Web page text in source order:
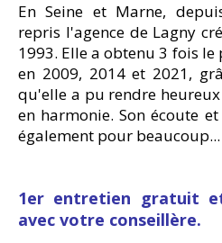
En Seine et Marne,
repris l'agence de Lagny
1993. Elle a obtenu 3 fois
en 2009, 2014 et 2021,
qu'elle a pu rendre
en harmonie. Son écoute
également pour beaucoup...
1er entretien gratuit
avec votre conseillère.